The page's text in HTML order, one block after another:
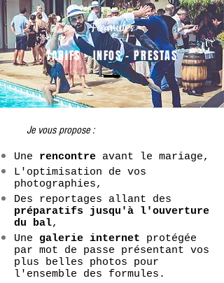
Formules
TARIFS - INFOS - PRESTAS
Je vous propose :
Une rencontre avant le mariage,
L'optimisation de vos
photographies,
Des reportages allant des
préparatifs jusqu'à l'ouverture
du bal,
Une galerie internet protégée
par mot de passe présentant vos
plus belles photos pour
l'ensemble des formules.